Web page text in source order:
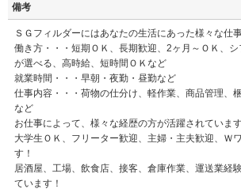
備考
ＳＧフィルダーにはあなたの生活にあった様々な仕
働き方・・・短期ＯＫ、長期歓迎、2ヶ月～ＯＫ、
が選べる、高時給、短時間ＯＫなど
就業時間・・・早朝・夜勤・昼勤など
仕事内容・・・荷物の仕分け、軽作業、商品管理、
など
お仕事によって、様々な経歴の方が活躍されています
大学生ＯＫ、フリーター歓迎、主婦・主夫歓迎、Ｗ
す！
居酒屋、工場、飲食店、接客、倉庫作業、運送業経
ています！